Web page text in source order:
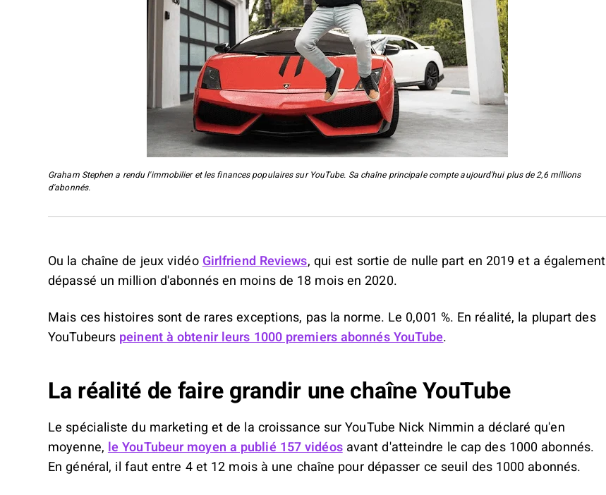
Graham Stephen a rendu l'immobilier et les finances populaires sur YouTube. Sa chaîne principale compte aujourd'hui plus de 2,6 millions
d'abonnés.
Ou la chaîne de jeux vidéo Girlfriend Reviews, qui est sortie de nulle part en 2019 et a également
dépassé un million d'abonnés en moins de 18 mois en 2020.
Mais ces histoires sont de rares exceptions, pas la norme. Le 0,001 %. En réalité, la plupart des
YouTubeurs peinent à obtenir leurs 1000 premiers abonnés YouTube.
La réalité de faire grandir une chaîne YouTube
Le spécialiste du marketing et de la croissance sur YouTube Nick Nimmin a déclaré qu'en
moyenne, le YouTubeur moyen a publié 157 vidéosavant d'atteindre le cap des 1000 abonnés.
En général, il faut entre 4 et 12 mois à une chaîne pour dépasser ce seuil des 1000 abonnés.